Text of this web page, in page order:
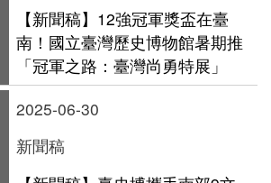
【新聞稿】12強冠軍獎盃在臺
南！國立臺灣歷史博物館暑期推
「冠軍之路：臺灣尚勇特展」
2025-06-30
新聞稿